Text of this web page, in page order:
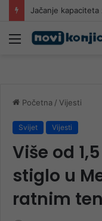
Meni
Početna / Vijesti
Svijet Vijesti
Više od
stiglo u
ratnim